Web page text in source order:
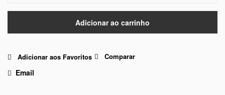
Adicionar ao carrinho
Adicionar aos Favoritos Comparar
Email